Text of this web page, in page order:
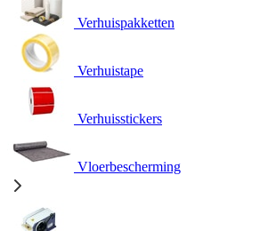
Verhuispakketten
Verhuistape
Verhuisstickers
Vloerbescherming